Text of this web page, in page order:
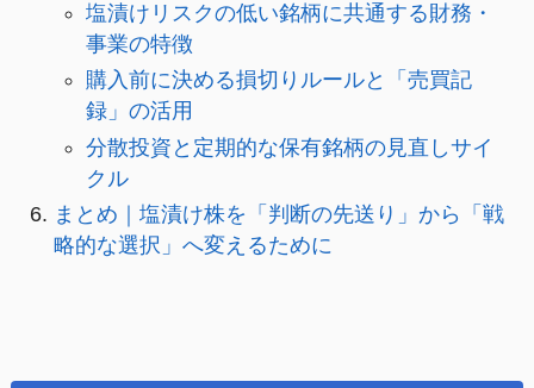
塩漬けリスクの低い銘柄に共通する財務・
事業の特徴
購入前に決める損切りルールと「売買記
録」の活用
分散投資と定期的な保有銘柄の見直しサイ
クル
まとめ｜塩漬け株を「判断の先送り」から「戦
略的な選択」へ変えるために